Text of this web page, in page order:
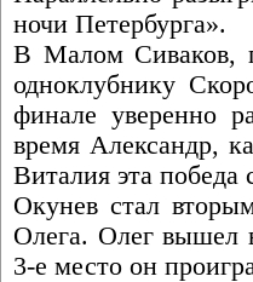
ночи Петербурга».
В Малом Сиваков,
одноклубнику
финале уверенно
время Александр,
Виталия эта победа
Окунев стал
Олега. Олег вышел
3-е место он